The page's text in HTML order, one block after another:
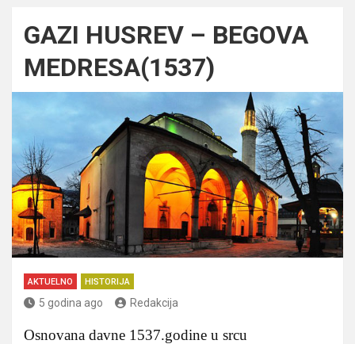
GAZI HUSREV – BEGOVA
MEDRESA(1537)
AKTUELNO HISTORIJA
5 godina ago Redakcija
Osnovana davne 1537.godine u srcu